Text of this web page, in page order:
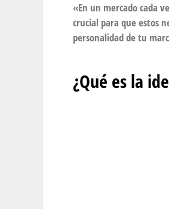
«En un mercado cada
crucial para que estos
personalidad de tu
¿Qué es la